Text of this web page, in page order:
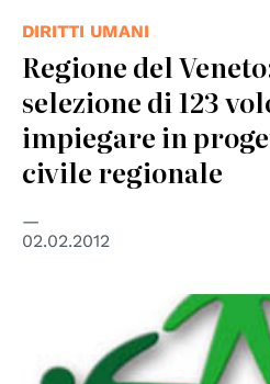
DIRITTI UMANI
Regione del
selezione di 123
impiegare in
civile regionale
02.02.2012